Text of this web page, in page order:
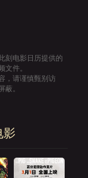
刻电影日历提供的
件。
，请谨慎甄别访
。
影